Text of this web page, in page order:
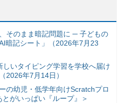
そのまま暗記問題に ─ 子どもの
暗記シート」（2026年7月23
しいタイピング学習を学校へ届け
2026年7月14日）
の幼児・低学年向けScratchプロ
がいっぱい『ループ』＞